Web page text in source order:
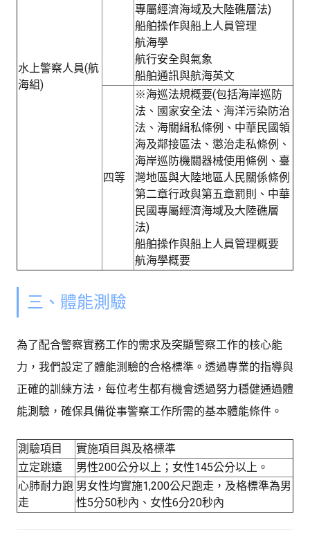
水上警察人員(航
海組)
專屬經濟海域及大陸礁層法)
船舶操作與船上人員管理
航海學
航行安全與氣象
船舶通訊與航海英文
四等
※海巡法規概要(包括海岸巡防
法、國家安全法、海洋污染防治
法、海關緝私條例、中華民國領
海及鄰接區法、懲治走私條例、
海岸巡防機關器械使用條例、臺
灣地區與大陸地區人民關係條例
第二章行政與第五章罰則、中華
民國專屬經濟海域及大陸礁層
法)
船舶操作與船上人員管理概要
航海學概要
三、體能測驗
為了配合警察實務工作的需求及突顯警察工作的核心能
力，我們設定了體能測驗的合格標準。透過專業的指導與
正確的訓練方法，每位考生都有機會透過努力穩健通過體
能測驗，確保具備從事警察工作所需的基本體能條件。
測驗項目
實施項目與及格標準
立定跳遠
男性200公分以上；女性145公分以上。
心肺耐力跑
走
男女性均實施1,200公尺跑走，及格標準為男
性5分50秒內、女性6分20秒內